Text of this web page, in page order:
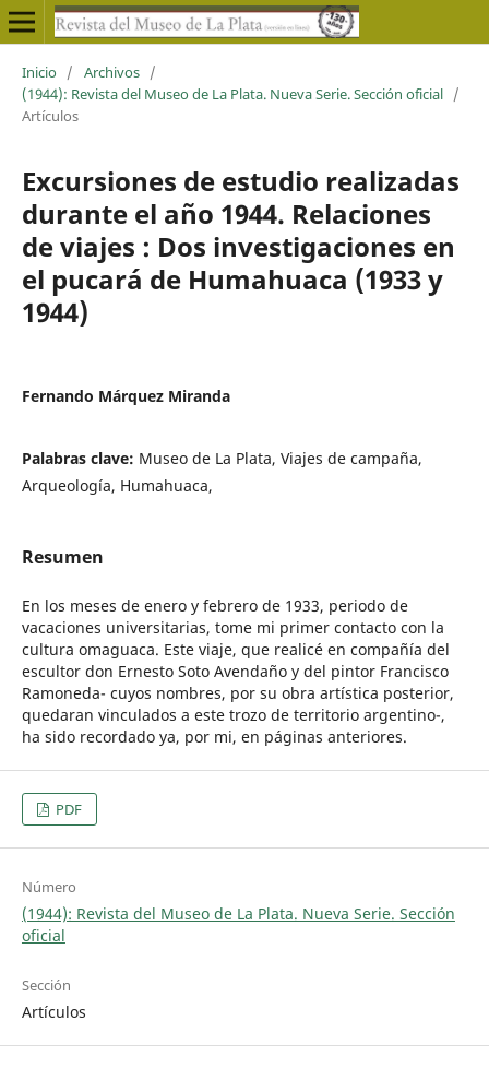
Inicio / Archivos /
(1944): Revista del Museo de La Plata. Nueva Serie. Sección oficial /
Artículos
Excursiones de estudio realizadas
durante el año 1944. Relaciones
de viajes : Dos investigaciones en
el pucará de Humahuaca (1933 y
1944)
Fernando Márquez Miranda
Palabras clave: Museo de La Plata, Viajes de campaña,
Arqueología, Humahuaca,
Resumen
En los meses de enero y febrero de 1933, periodo de
vacaciones universitarias, tome mi primer contacto con la
cultura omaguaca. Este viaje, que realicé en compañía del
escultor don Ernesto Soto Avendaño y del pintor Francisco
Ramoneda- cuyos nombres, por su obra artística posterior,
quedaran vinculados a este trozo de territorio argentino-,
ha sido recordado ya, por mi, en páginas anteriores.
PDF
Número
(1944): Revista del Museo de La Plata. Nueva Serie. Sección
oficial
Sección
Artículos